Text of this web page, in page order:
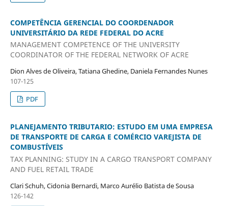
COMPETÊNCIA GERENCIAL DO COORDENADOR
UNIVERSITÁRIO DA REDE FEDERAL DO ACRE
MANAGEMENT COMPETENCE OF THE UNIVERSITY
COORDINATOR OF THE FEDERAL NETWORK OF ACRE
Dion Alves de Oliveira, Tatiana Ghedine, Daniela Fernandes Nunes
107-125
PDF
PLANEJAMENTO TRIBUTARIO: ESTUDO EM UMA EMPRESA
DE TRANSPORTE DE CARGA E COMÉRCIO VAREJISTA DE
COMBUSTÍVEIS
TAX PLANNING: STUDY IN A CARGO TRANSPORT COMPANY
AND FUEL RETAIL TRADE
Clari Schuh, Cidonia Bernardi, Marco Aurélio Batista de Sousa
126-142